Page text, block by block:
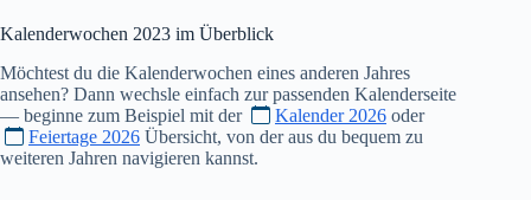
Kalenderwochen 2023 im Überblick
Möchtest du die Kalenderwochen eines anderen Jahres
ansehen? Dann wechsle einfach zur passenden Kalenderseite
— beginne zum Beispiel mit der
Kalender 2026 oder
Feiertage 2026 Übersicht, von der aus du bequem zu
weiteren Jahren navigieren kannst.